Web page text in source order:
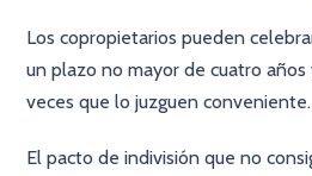
Los copropietarios pueden
un plazo no mayor de cuatro
veces que lo juzguen conveniente.
El pacto de indivisión que no